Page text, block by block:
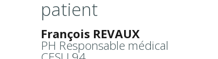
patient
François REVAUX
PH Responsable médical